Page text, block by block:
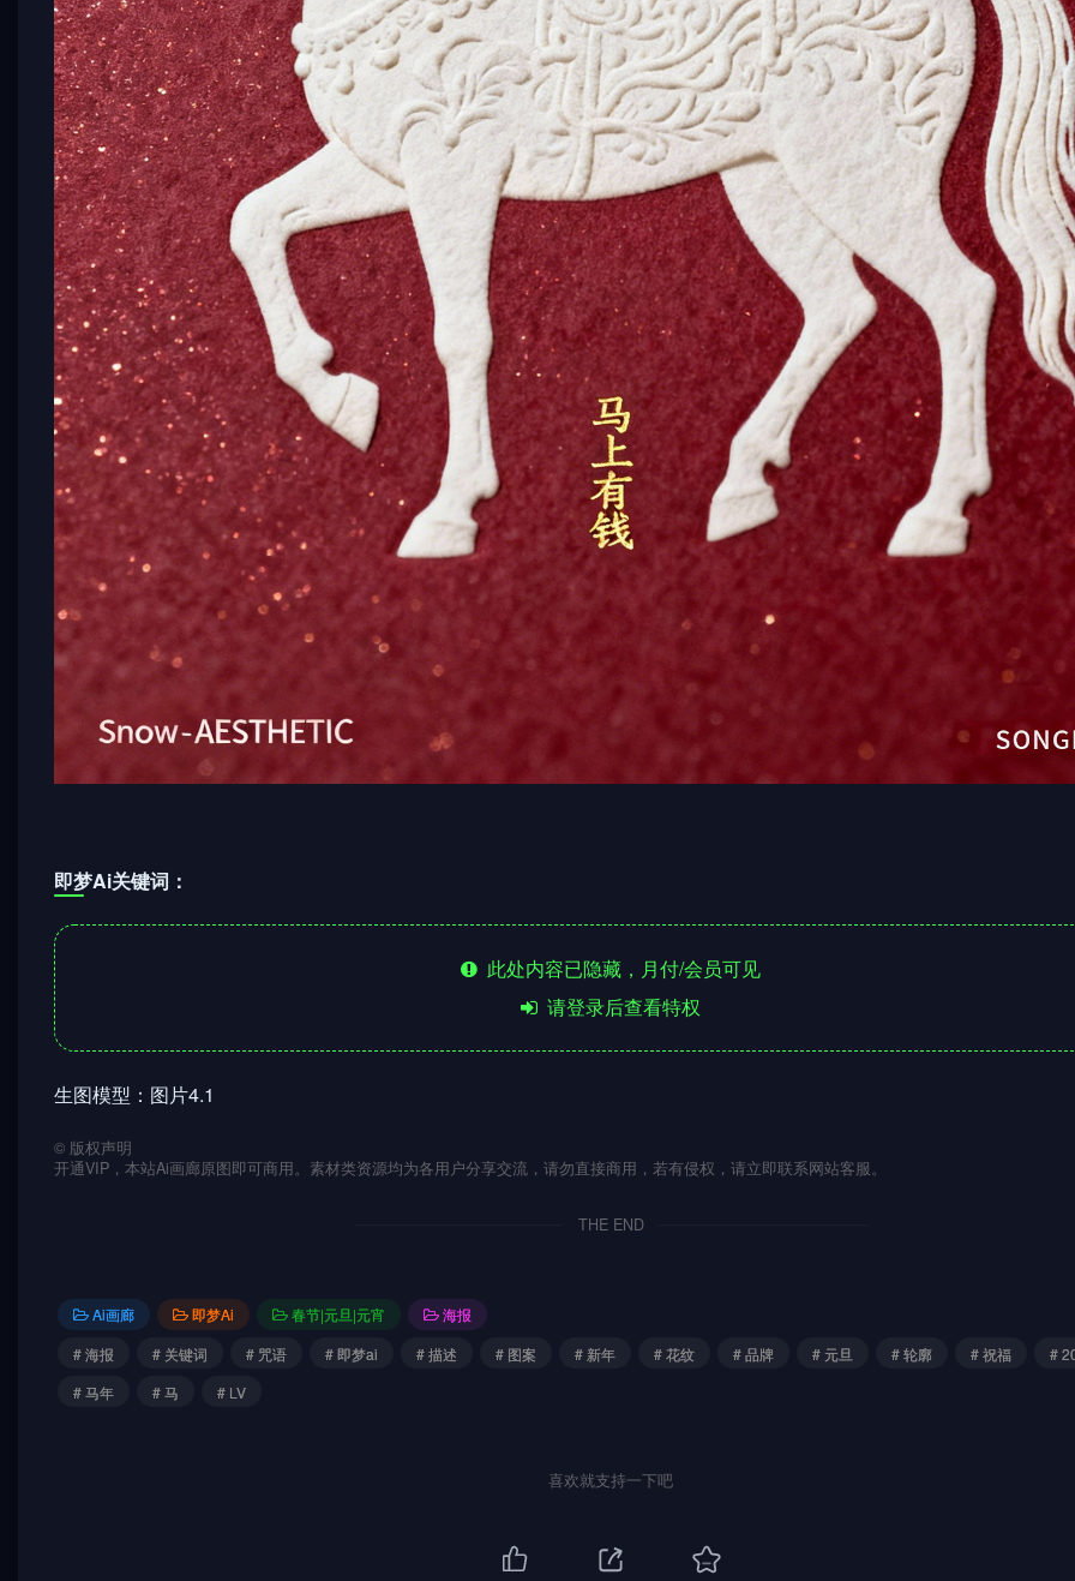
即梦Ai关键词：
此处内容已隐藏，月付/会员可见
请登录后查看特权
生图模型：图片4.1
© 版权声明
开通VIP，本站Ai画廊原图即可商用。素材类资源均为各用户分享交流，请勿直接商用，若有侵权，请立即联系网站客服。
THE END
Ai画廊 即梦Ai 春节|元旦|元宵
海报
# 海报
# 关键词 # 咒语 # 即梦ai # 描述 # 图案 # 新年 # 花纹 # 品牌 # 元旦 # 轮廓 # 祝福
#
# 马年
# 马 # LV
喜欢就支持一下吧